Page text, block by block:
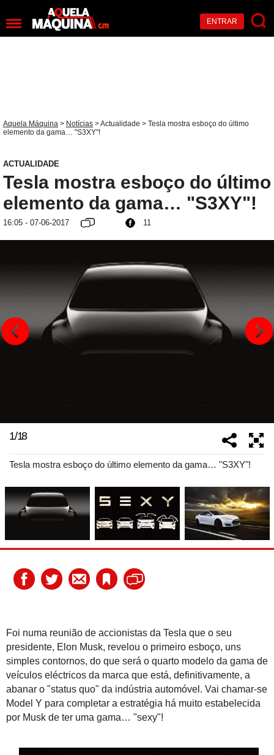
ENTRAR
Aquela Máquina > Notícias >Actualidade > Tesla mostra esboço do último
elemento da gama… "S3XY"!
ACTUALIDADE
Tesla mostra esboço do último
elemento da gama… "S3XY"!
16:05 - 07-06-2017 11
1/18
Tesla mostra esboço do último elemento da gama… "S3XY"!
Foi numa reunião de accionistas da Tesla que o seu
presidente, Elon Musk, revelou o primeiro esboço, uns
simples contornos, do que será o quarto modelo da gama de
veículos eléctricos da marca que está, definitivamente, a
abanar o "status quo" da indústria automóvel. Vai chamar-se
Model Y para completar a estratégia há muito estabelecida
por Musk de ter uma gama… "sexy"!